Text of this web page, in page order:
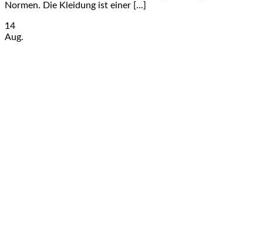
Normen. Die Kleidung ist einer [...]
14
Aug.